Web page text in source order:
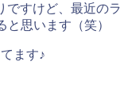
ですけど、最近のラ
思います（笑）
ます♪